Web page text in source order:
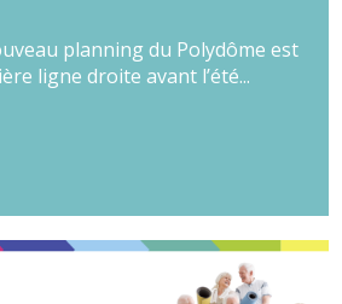
planning du Polydôme est
ligne droite avant l’été...